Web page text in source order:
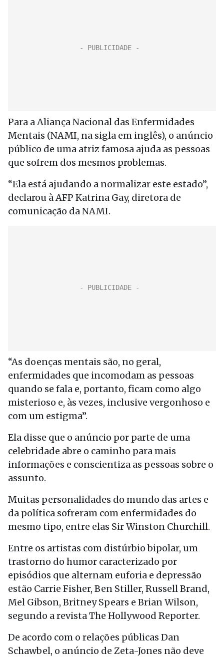
Para a Aliança Nacional das Enfermidades
Mentais (NAMI, na sigla em inglês), o anúncio
público de uma atriz famosa ajuda as pessoas
que sofrem dos mesmos problemas.
“Ela está ajudando a normalizar este estado”,
declarou à AFP Katrina Gay, diretora de
comunicação da NAMI.
“As doenças mentais são, no geral,
enfermidades que incomodam as pessoas
quando se fala e, portanto, ficam como algo
misterioso e, às vezes, inclusive vergonhoso e
com um estigma”.
Ela disse que o anúncio por parte de uma
celebridade abre o caminho para mais
informações e conscientiza as pessoas sobre o
assunto.
Muitas personalidades do mundo das artes e
da política sofreram com enfermidades do
mesmo tipo, entre elas Sir Winston Churchill.
Entre os artistas com distúrbio bipolar, um
trastorno do humor caracterizado por
episódios que alternam euforia e depressão
estão Carrie Fisher, Ben Stiller, Russell Brand,
Mel Gibson, Britney Spears e Brian Wilson,
segundo a revista The Hollywood Reporter.
De acordo com o relações públicas Dan
Schawbel, o anúncio de Zeta-Jones não deve